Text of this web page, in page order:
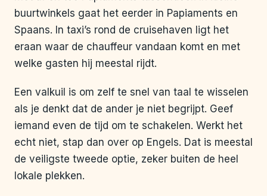
buurtwinkels gaat het eerder in Papiaments en
Spaans. In taxi’s rond de cruisehaven ligt het
eraan waar de chauffeur vandaan komt en met
welke gasten hij meestal rijdt.
Een valkuil is om zelf te snel van taal te wisselen
als je denkt dat de ander je niet begrijpt. Geef
iemand even de tijd om te schakelen. Werkt het
echt niet, stap dan over op Engels. Dat is meestal
de veiligste tweede optie, zeker buiten de heel
lokale plekken.